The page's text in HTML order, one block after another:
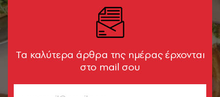
Tα καλύτερα άρθρα της ημέρας έρχονται
στο mail σου